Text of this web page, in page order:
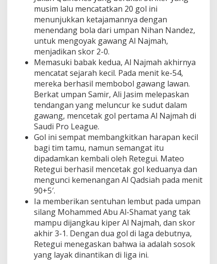
musim lalu mencatatkan 20 gol ini
menunjukkan ketajamannya dengan
menendang bola dari umpan Nihan Nandez,
untuk mengoyak gawang Al Najmah,
menjadikan skor 2-0.
Memasuki babak kedua, Al Najmah akhirnya
mencatat sejarah kecil. Pada menit ke-54,
mereka berhasil membobol gawang lawan.
Berkat umpan Samir, Ali Jasim melepaskan
tendangan yang meluncur ke sudut dalam
gawang, mencetak gol pertama Al Najmah di
Saudi Pro League.
Gol ini sempat membangkitkan harapan kecil
bagi tim tamu, namun semangat itu
dipadamkan kembali oleh Retegui. Mateo
Retegui berhasil mencetak gol keduanya dan
mengunci kemenangan Al Qadsiah pada menit
90+5′.
Ia memberikan sentuhan lembut pada umpan
silang Mohammed Abu Al-Shamat yang tak
mampu dijangkau kiper Al Najmah, dan skor
akhir 3-1. Dengan dua gol di laga debutnya,
Retegui menegaskan bahwa ia adalah sosok
yang layak dinantikan di liga ini.